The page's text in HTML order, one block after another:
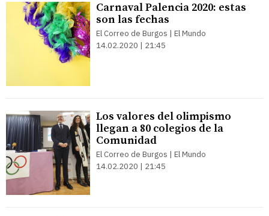
Carnaval Palencia 2020: estas
son las fechas
El Correo de Burgos | El Mundo
14.02.2020 | 21:45
Los valores del olimpismo
llegan a 80 colegios de la
Comunidad
El Correo de Burgos | El Mundo
14.02.2020 | 21:45